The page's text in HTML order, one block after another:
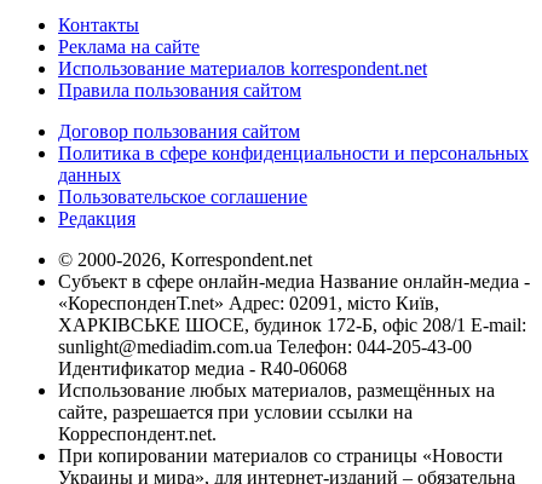
Контакты
Реклама на сайте
Использование материалов korrespondent.net
Правила пользования сайтом
Договор пользования сайтом
Политика в сфере конфиденциальности и персональных
данных
Пользовательское соглашение
Редакция
© 2000-2026, Korrespondent.net
Субъект в сфере онлайн-медиа Название онлайн-медиа -
«КореспонденТ.net» Адрес: 02091, місто Київ,
ХАРКІВСЬКЕ ШОСЕ, будинок 172-Б, офіс 208/1 E-mail:
sunlight@mediadim.com.ua Телефон: 044-205-43-00
Идентификатор медиа - R40-06068
Использование любых материалов, размещённых на
сайте, разрешается при условии ссылки на
Корреспондент.net.
При копировании материалов со страницы «Новости
Украины и мира», для интернет-изданий – обязательна